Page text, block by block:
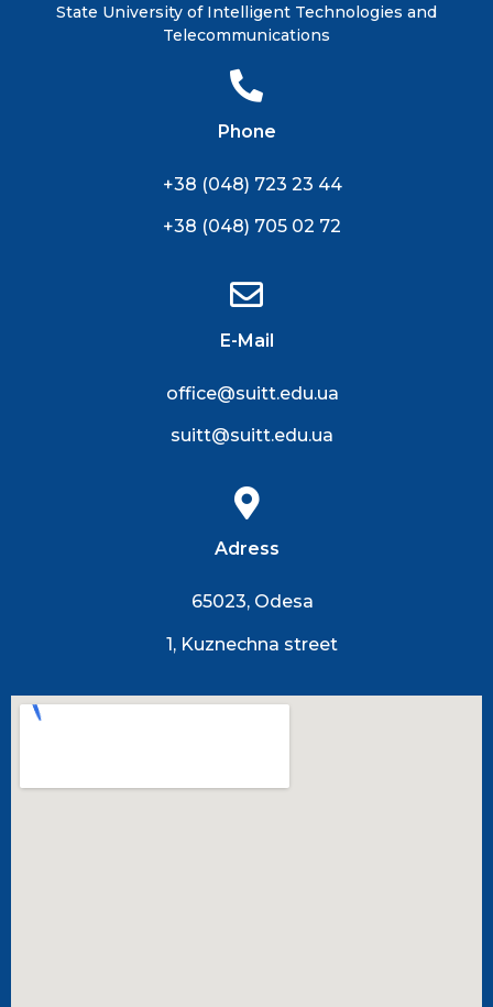
State University of Intelligent Technologies and
Telecommunications
Phone
+38 (048) 723 23 44
+38 (048) 705 02 72
E-Mail
office@suitt.edu.ua
suitt@suitt.edu.ua
Adress
65023, Odesa
1, Kuznechna street